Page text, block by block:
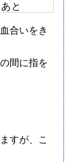
と
合いをき
間に指を
すが、こ